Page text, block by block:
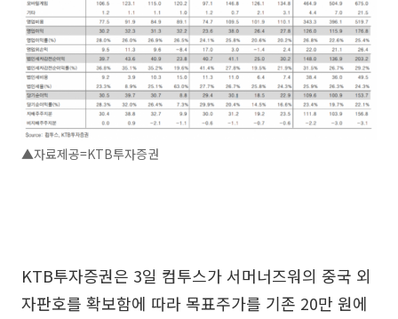
▲자료제공=KTB투자증권
KTB투자증권은 3일 컴투스가 서머너즈워의 중국 외
자판호를 확보함에 따라 목표주가를 기존 20만 원에